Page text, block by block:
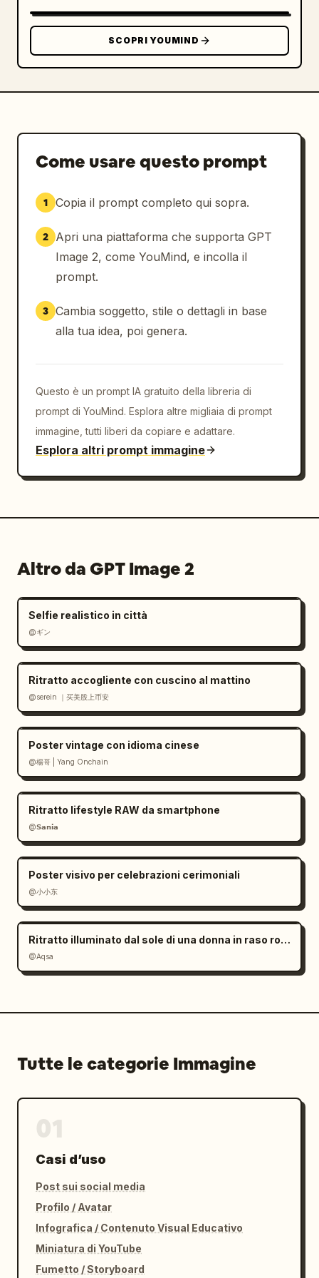
età, profondità di campo ridotta, nessun
logo, nessuna filigrana, nessuna persona
extra, nessun testo extra.
SCOPRI YOUMIND
Come usare questo prompt
1 Copia il prompt completo qui sopra.
2
Apri una piattaforma che supporta GPT
Image 2, come YouMind, e incolla il
prompt.
3 Cambia soggetto, stile o dettagli in base
alla tua idea, poi genera.
Questo è un prompt IA gratuito della libreria di
prompt di YouMind. Esplora altre migliaia di prompt
immagine, tutti liberi da copiare e adattare.
Esplora altri prompt immagine
Altro da GPT Image 2
Selfie realistico in città
@ギン
Ritratto accogliente con cuscino al mattino
@serein ｜买美股上币安
Poster vintage con idioma cinese
@楊哥 | Yang Onchain
Ritratto lifestyle RAW da smartphone
@𝗦𝗮𝗻𝗶𝗮
Poster visivo per celebrazioni cerimoniali
@小小东
Ritratto illuminato dal sole di una donna in raso rosso
@Aqsa
Tutte le categorie Immagine
Casi d’uso
Post sui social media
Profilo / Avatar
Infografica / Contenuto Visual Educativo
Miniatura di YouTube
Fumetto / Storyboard